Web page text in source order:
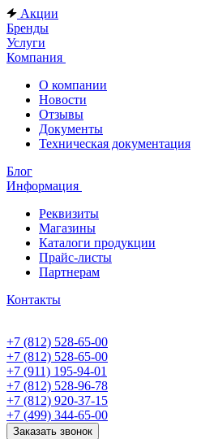
Акции
Бренды
Услуги
Компания
О компании
Новости
Отзывы
Документы
Техническая документация
Блог
Информация
Реквизиты
Магазины
Каталоги продукции
Прайс-листы
Партнерам
Контакты
+7 (812) 528-65-00
+7 (812) 528-65-00
+7 (911) 195-94-01
+7 (812) 528-96-78
+7 (812) 920-37-15
+7 (499) 344-65-00
Заказать звонок